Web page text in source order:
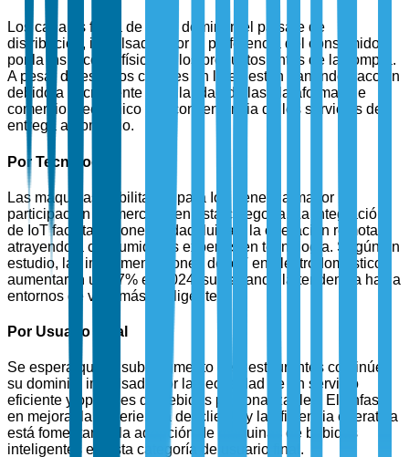
Los canales fuera de línea dominan el paisaje de
distribución, impulsados por la preferencia del consumidor
por la inspección física de los productos antes de la compra.
A pesar de esto, los canales en línea están ganando tracción
debido a la creciente popularidad de las plataformas de
comercio electrónico y la conveniencia de los servicios de
entrega a domicilio.
Por Tecnología
Las máquinas habilitadas para IoT tienen la mayor
participación de mercado en esta categoría. La integración
de IoT facilita la conectividad fluida y la operación remota,
atrayendo a consumidores expertos en tecnología. Según un
estudio, las implementaciones de IoT en electrodomésticos
aumentaron un 27% en 2024, subrayando la tendencia hacia
entornos de vida más inteligentes.
Por Usuario Final
Se espera que el sub-segmento de Restaurantes continúe
su dominio, impulsado por la necesidad de un servicio
eficiente y opciones de bebidas personalizables. El énfasis
en mejorar la experiencia del cliente y la eficiencia operativa
está fomentando la adopción de máquinas de bebidas
inteligentes en esta categoría de usuario final.